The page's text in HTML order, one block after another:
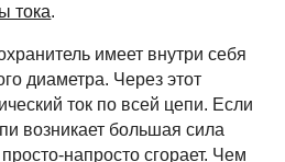
тока.
имеет внутри себя
диаметра. Через этот
ток по всей цепи. Если
возникает большая сила
напросто сгорает. Чем